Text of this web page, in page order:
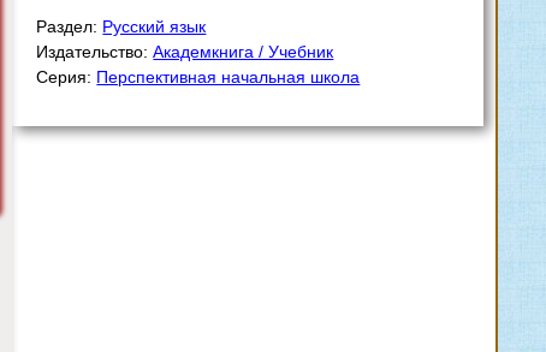
Раздел: Русский язык
Издательство:Академкнига / Учебник
Серия: Перспективная начальная школа